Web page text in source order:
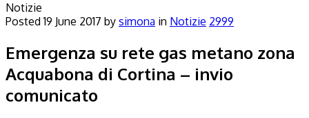
Notizie
Posted19 June 2017 by simona in Notizie 2999
Emergenza su rete gas metano zona
Acquabona di Cortina – invio
comunicato